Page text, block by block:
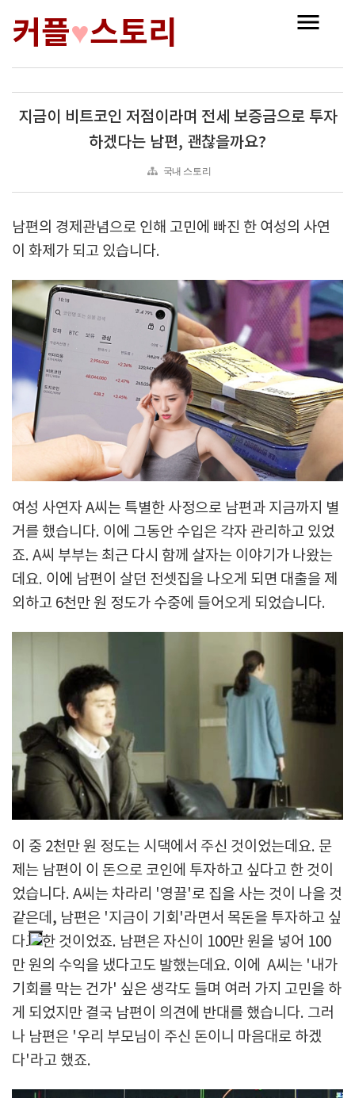
커플♥스토리
지금이 비트코인 저점이라며 전세 보증금으로 투자
하겠다는 남편, 괜찮을까요?
국내 스토리
남편의 경제관념으로 인해 고민에 빠진 한 여성의 사연
이 화제가 되고 있습니다.
여성 사연자 A씨는 특별한 사정으로 남편과 지금까지 별
거를 했습니다. 이에 그동안 수입은 각자 관리하고 있었
죠. A씨 부부는 최근 다시 함께 살자는 이야기가 나왔는
데요. 이에 남편이 살던 전셋집을 나오게 되면 대출을 제
외하고 6천만 원 정도가 수중에 들어오게 되었습니다.
이 중 2천만 원 정도는 시댁에서 주신 것이었는데요. 문
제는 남편이 이 돈으로 코인에 투자하고 싶다고 한 것이
었습니다. A씨는 차라리 '영끌'로 집을 사는 것이 나을 것
같은데, 남편은 '지금이 기회'라면서 목돈을 투자하고 싶
다고 한 것이었죠. 남편은 자신이 100만 원을 넣어 100
만 원의 수익을 냈다고도 발했는데요. 이에 A씨는 '내가
기회를 막는 건가' 싶은 생각도 들며 여러 가지 고민을 하
게 되었지만 결국 남편이 의견에 반대를 했습니다. 그러
나 남편은 '우리 부모님이 주신 돈이니 마음대로 하겠
다'라고 했죠.